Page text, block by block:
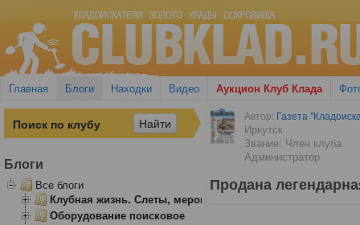
Главная Блоги Находки Видео Аукцион Клуб Клада
Автор: Газета
Иркутск
Звание: Член клуба
Администратор
Продана
Блоги
Все блоги
Клубная жизнь. Слеты, мероприятия
Оборудование поисковое